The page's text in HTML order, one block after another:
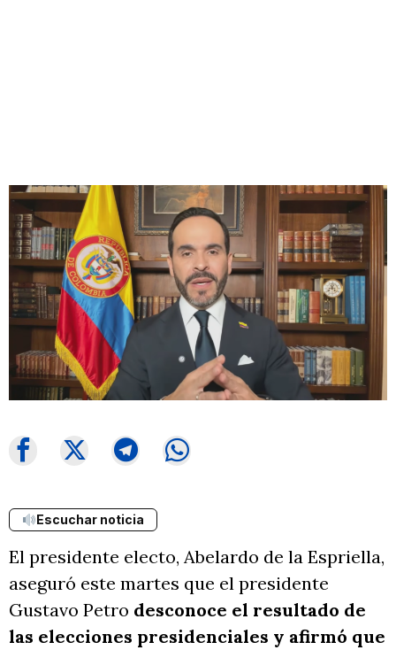
Escuchar noticia
El presidente electo, Abelardo de la Espriella,
aseguró este martes que el presidente
Gustavo Petro desconoce el resultado de
las elecciones presidenciales y afirmó que